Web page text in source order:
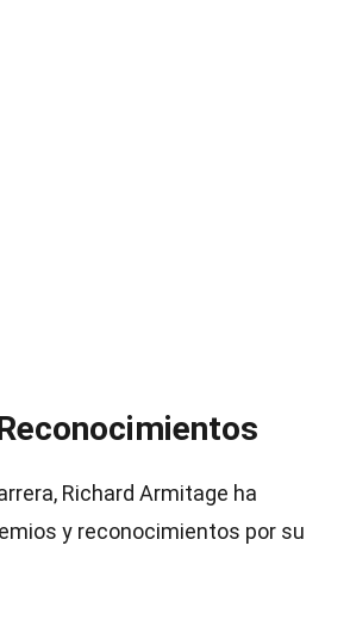
Richard Armitage ha
y reconocimientos por su